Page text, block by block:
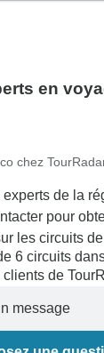
en
chez
de la
pour
les circuits
6 circuits
de
message